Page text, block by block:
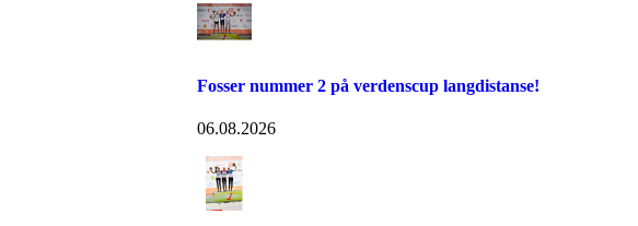
Fosser nummer 2 på verdenscup langdistanse!
06.08.2026